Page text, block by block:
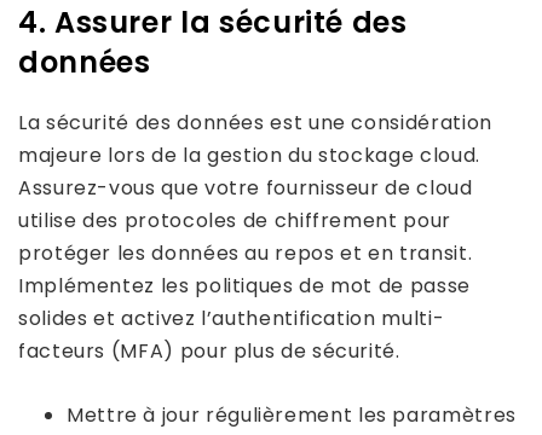
4. Assurer la sécurité des
données
La sécurité des données est une considération
majeure lors de la gestion du stockage cloud.
Assurez-vous que votre fournisseur de cloud
utilise des protocoles de chiffrement pour
protéger les données au repos et en transit.
Implémentez les politiques de mot de passe
solides et activez l’authentification multi-
facteurs (MFA) pour plus de sécurité.
Mettre à jour régulièrement les paramètres